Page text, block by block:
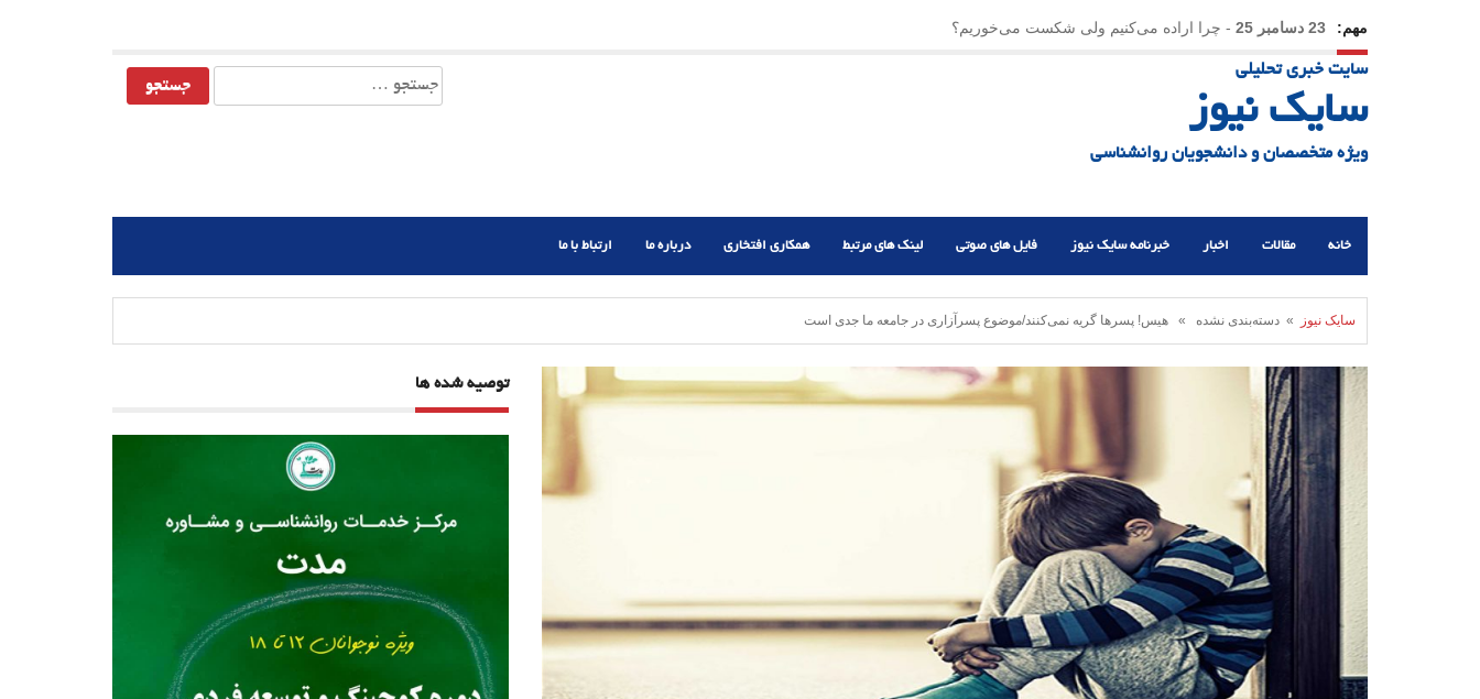
مهم: 23 دسامبر 25 - چرا اراده می‌کنیم ولی شکست می‌خوریم؟
21 دسامبر 25
سایت خبری تحلیلی
سایک نیوز
ویژه متخصصان و دانشجویان روانشناسی
جستجو
برای:
خانه مقالات اخبار خبرنامه سایک نیوز فایل های صوتی لینک های مرتبط همکاری افتخاری درباره ما ارتباط با ما
سایک نیوز » دسته‌بندی نشده » هیس! پسرها گریه نمی‌کنند/موضوع پسرآزاری در جامعه ما جدی است
توصیه شده ها